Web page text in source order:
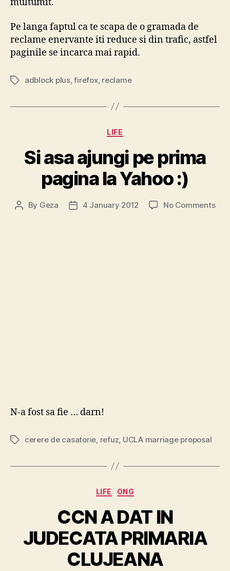
Pe langa faptul ca te scapa de o gramada de
reclame enervante iti reduce si din trafic, astfel
paginile se incarca mai rapid.
Tagsadblock plus,firefox, reclame
Categories
LIFE
Si asa ajungi pe prima
pagina la Yahoo :)
Post
By Geza
Post4 January 2012 No Commentson
N-a fost sa fie … darn!
Tagscerere de casatorie refuz UCLA marriage proposal
Categories
LIFE ONG
CCN A DAT IN
JUDECATA PRIMARIA
CLUJEANA